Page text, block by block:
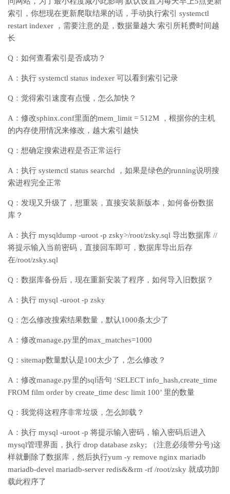
索引，你想现在更新爬取结果的话，手动执行索引 systemctl
restart indexer ，需要注意的是，数据量越大 索引所耗费时间越
长
Q：如何查看索引是否成功？
A：执行 systemctl status indexer 可以看到索引记录
Q：觉得索引速度有点慢，怎么加快？
A：修改sphinx.conf里面的mem_limit = 512M ，根据你的主机
的内存使用情况来修改，越大索引越快
Q：想确定搜索进程是否正常运行
A：执行 systemctl status searchd ，如果是绿色的running说明搜
索进程完全正常
Q：发现又升级了，想重装，直接安装新版本，如何备份数据
库？
A：执行 mysqldump -uroot -p zsky>/root/zsky.sql 导出数据库 //
将提示输入当前密码，直接回车即可，数据库导出后存
在/root/zsky.sql
Q：数据库备份后，现在重新安装了程序，如何导入旧数据？
A：执行 mysql -uroot -p zsky
Q：怎么修改搜索结果数量，默认1000条太少了
A：修改manage.py里的max_matches=1000
Q：sitemap数量默认是100太少了，怎么修改？
A：修改manage.py里的sql语句 ‘SELECT info_hash,create_time
FROM film order by create_time desc limit 100’ 里的数量
Q：我觉得这程序非常垃圾，怎么卸载？
A：执行 mysql -uroot -p 将提示输入密码，输入密码后进入
mysql管理界面，执行 drop database zsky; （注意必须带分号)这
样就删除了数据库，然后执行yum -y remove nginx mariadb
mariadb-devel mariadb-server redis&&rm -rf /root/zsky 就成功卸
载此程序了